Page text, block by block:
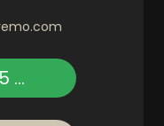
...